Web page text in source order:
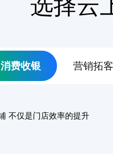
消费收银 营销拓客